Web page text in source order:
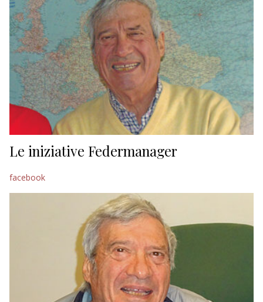
Le iniziative Federmanager
facebook